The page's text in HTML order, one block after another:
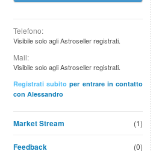
Telefono:
Visibile solo agli Astroseller registrati.
Mail:
Visibile solo agli Astroseller registrati.
Registrati subito per entrare in contatto
con Alessandro
(1)
Market Stream
Feedback (0)